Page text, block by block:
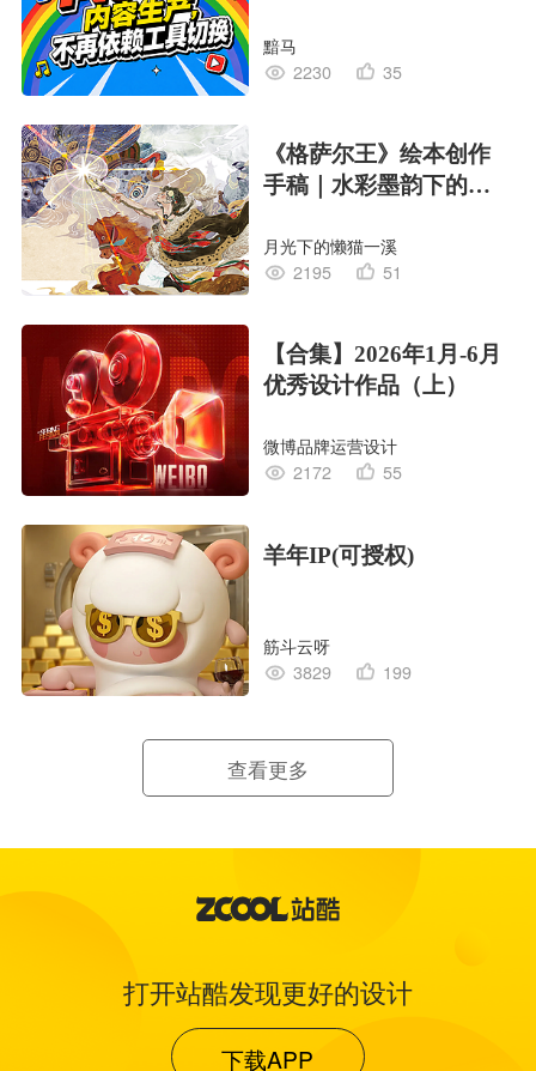
黯马
2230
35
《格萨尔王》绘本创作
手稿｜水彩墨韵下的史
月光下的懒猫一溪
2195
51
【合集】2026年1月-6月
优秀设计作品（上）
微博品牌运营设计
2172
55
羊年IP(可授权)
筋斗云呀
3829
199
查看更多
打开站酷发现更好的设计
下载APP